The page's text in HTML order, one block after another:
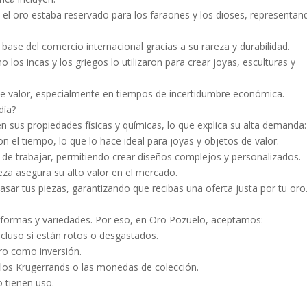
oro estaba reservado para los faraones y los dioses,
del comercio internacional gracias a su rareza y durabilidad.
los incas y los griegos lo utilizaron para crear joyas, esculturas y
valor, especialmente en tiempos de incertidumbre económica.
propiedades físicas y químicas, lo que explica su alta demanda:
el tiempo, lo que lo hace ideal para joyas y objetos de valor.
trabajar, permitiendo crear diseños complejos y personalizados.
asegura su alto valor en el mercado.
tus piezas, garantizando que recibas una oferta justa por tu
y variedades. Por eso, en Oro Pozuelo, aceptamos:
si están rotos o desgastados.
como inversión.
Krugerrands o las monedas de colección.
tienen uso.